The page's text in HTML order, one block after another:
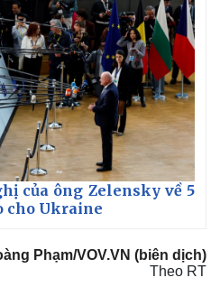
của ông Zelensky về 5
cho Ukraine
Phạm/VOV.VN (biên dịch)
Theo RT